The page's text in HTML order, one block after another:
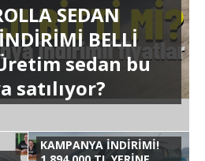
SEDAN
BELLİ
sedan bu
satılıyor?
KAMPANYA İNDİRİMİ!